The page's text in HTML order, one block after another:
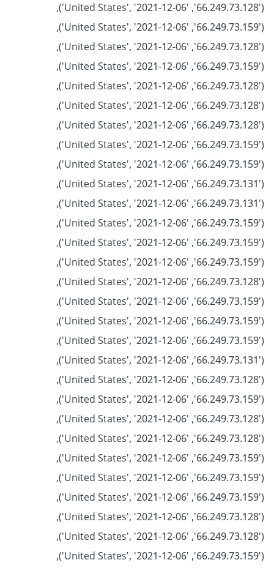
('66.249.73.128', 'United States', '2021-12-06'),
('66.249.73.159', 'United States', '2021-12-06'),
('66.249.73.128', 'United States', '2021-12-06'),
('66.249.73.159', 'United States', '2021-12-06'),
('66.249.73.128', 'United States', '2021-12-06'),
('66.249.73.128', 'United States', '2021-12-06'),
('66.249.73.128', 'United States', '2021-12-06'),
('66.249.73.159', 'United States', '2021-12-06'),
('66.249.73.159', 'United States', '2021-12-06'),
('66.249.73.131', 'United States', '2021-12-06'),
('66.249.73.131', 'United States', '2021-12-06'),
('66.249.73.159', 'United States', '2021-12-06'),
('66.249.73.159', 'United States', '2021-12-06'),
('66.249.73.159', 'United States', '2021-12-06'),
('66.249.73.128', 'United States', '2021-12-06'),
('66.249.73.159', 'United States', '2021-12-06'),
('66.249.73.159', 'United States', '2021-12-06'),
('66.249.73.159', 'United States', '2021-12-06'),
('66.249.73.131', 'United States', '2021-12-06'),
('66.249.73.128', 'United States', '2021-12-06'),
('66.249.73.159', 'United States', '2021-12-06'),
('66.249.73.128', 'United States', '2021-12-06'),
('66.249.73.128', 'United States', '2021-12-06'),
('66.249.73.159', 'United States', '2021-12-06'),
('66.249.73.159', 'United States', '2021-12-06'),
('66.249.73.159', 'United States', '2021-12-06'),
('66.249.73.128', 'United States', '2021-12-06'),
('66.249.73.128', 'United States', '2021-12-06'),
('66.249.73.159', 'United States', '2021-12-06'),